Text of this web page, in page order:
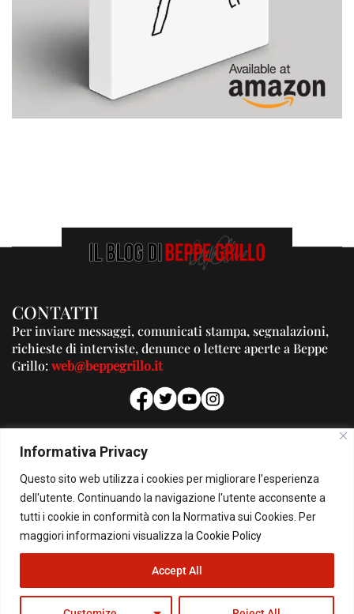
Informativa Privacy
Questo sito web utilizza i cookies per migliorare l'esperienza
dell'utente. Continuando la navigazione l'utente acconsente a
tutti i cookie in conformità con la Normativa sui Cookies. Per
maggiori informazioni visualizza la Cookie Policy
Accept All
CONTATTI
Per inviare messaggi, comunicati stampa, segnalazioni,
richieste di interviste, denunce o lettere aperte a Beppe
Grillo:web@beppegrillo.it
PUBBLICITA'
Per la tua pubblicità su questo Blog:
pubblicita@beppegrillo.it
© Copyright 2026 - Il Blog di Beppe Grillo. All Rights Reserved - Powered by
happygrafic.com